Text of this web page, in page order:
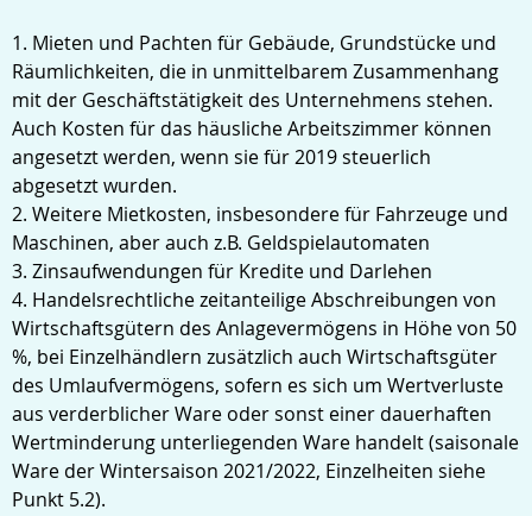
1. Mieten und Pachten für Gebäude, Grundstücke und
Räumlichkeiten, die in unmittelbarem Zusammenhang
mit der Geschäftstätigkeit des Unternehmens stehen.
Auch Kosten für das häusliche Arbeitszimmer können
angesetzt werden, wenn sie für 2019 steuerlich
abgesetzt wurden.
2. Weitere Mietkosten, insbesondere für Fahrzeuge und
Maschinen, aber auch z.B. Geldspielautomaten
3. Zinsaufwendungen für Kredite und Darlehen
4. Handelsrechtliche zeitanteilige Abschreibungen von
Wirtschaftsgütern des Anlagevermögens in Höhe von 50
%, bei Einzelhändlern zusätzlich auch Wirtschaftsgüter
des Umlaufvermögens, sofern es sich um Wertverluste
aus verderblicher Ware oder sonst einer dauerhaften
Wertminderung unterliegenden Ware handelt (saisonale
Ware der Wintersaison 2021/2022, Einzelheiten siehe
Punkt 5.2).